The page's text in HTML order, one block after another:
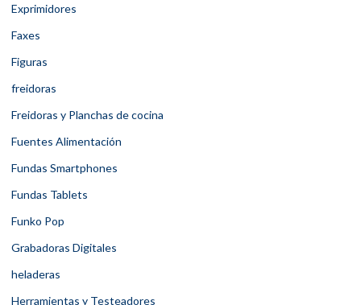
Exprimidores
Faxes
Figuras
freidoras
Freidoras y Planchas de cocina
Fuentes Alimentación
Fundas Smartphones
Fundas Tablets
Funko Pop
Grabadoras Digitales
heladeras
Herramientas y Testeadores